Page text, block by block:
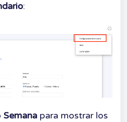
:
Semana para mostrar los